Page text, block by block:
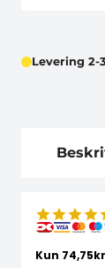
Levering 2-